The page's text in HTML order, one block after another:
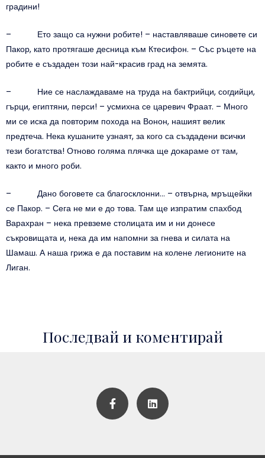
градини!
– Ето защо са нужни робите! – наставляваше синовете си
Пакор, като протягаше десница към Ктесифон. – Със ръцете на
робите е създаден този най-красив град на земята.
– Ние се наслаждаваме на труда на бактрийци, согдийци,
гърци, египтяни, перси! – усмихна се царевич Фраат. – Много
ми се иска да повторим похода на Вонон, нашият велик
предтеча. Нека кушаните узнаят, за кого са създадени всички
тези богатства! Отново голяма плячка ще докараме от там,
както и много роби.
– Дано боговете са благосклонни… – отвърна, мръщейки
се Пакор. – Сега не ми е до това. Там ще изпратим спахбод
Варахран – нека превземе столицата им и ни донесе
съкровищата и, нека да им напомни за гнева и силата на
Шамаш. А наша грижа е да поставим на колене легионите на
Лиган.
Последвай и коментирай
F
a
c
e
L
i
k